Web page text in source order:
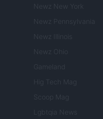
Newz New York
Newz Pennsylvania
Newz Illinois
Newz Ohio
Gameland
Hig Tech Mag
Scoop Mag
Lgbtqia News